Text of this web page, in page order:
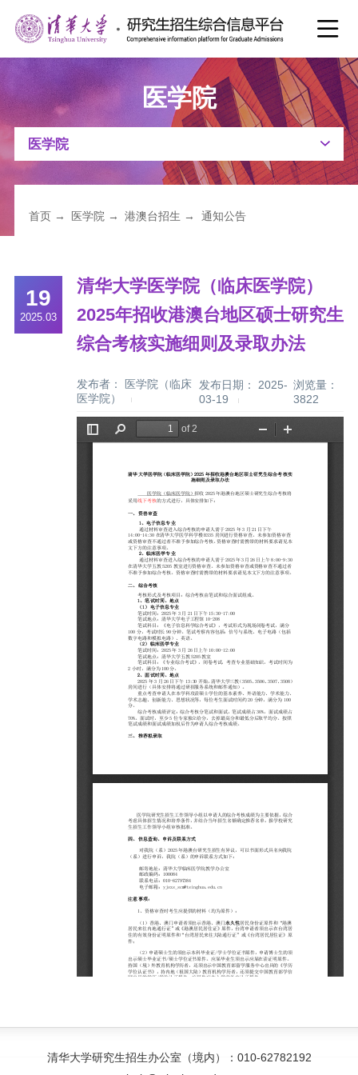

医学院
医学院
首页 → 医学院 → 港澳台招生 → 通知公告
19
2025.03
清华大学医学院（临床医学院）
2025年招收港澳台地区硕士研究生
综合考核实施细则及录取办法
发布者： 医学院（临床
医学院）
发布日期： 2025-
03-19
浏览量：
3822
清华大学研究生招生办公室（境内）：010-62782192